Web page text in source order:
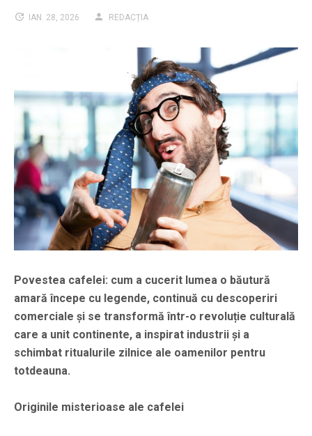
IAN. 28, 2026 REDACȚIA
Povestea cafelei: cum a cucerit lumea o băutură
amară începe cu legende, continuă cu descoperiri
comerciale și se transformă într-o revoluție culturală
care a unit continente, a inspirat industrii și a
schimbat ritualurile zilnice ale oamenilor pentru
totdeauna.
Originile misterioase ale cafelei